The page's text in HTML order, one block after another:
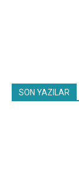
SON YAZILAR